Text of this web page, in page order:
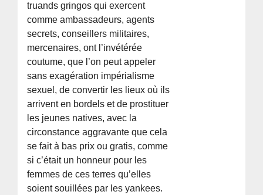
truands gringos qui exercent
comme ambassadeurs, agents
secrets, conseillers militaires,
mercenaires, ont l’invétérée
coutume, que l’on peut appeler
sans exagération impérialisme
sexuel, de convertir les lieux où ils
arrivent en bordels et de prostituer
les jeunes natives, avec la
circonstance aggravante que cela
se fait à bas prix ou gratis, comme
si c’était un honneur pour les
femmes de ces terres qu’elles
soient souillées par les yankees.